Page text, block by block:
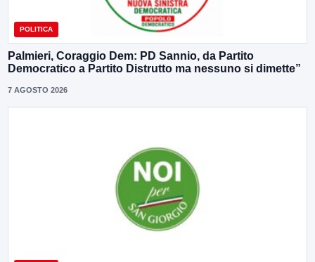
POLITICA
Palmieri, Coraggio Dem: PD Sannio, da Partito
Democratico a Partito Distrutto ma nessuno si dimette”
7 AGOSTO 2026